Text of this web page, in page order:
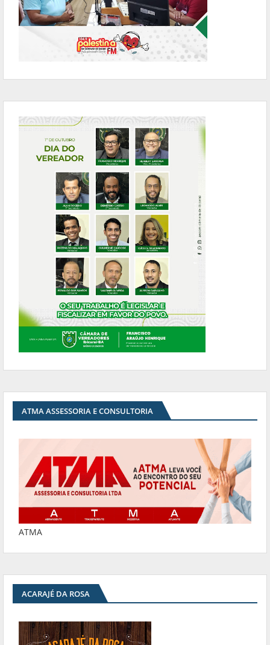
ATMA ASSESSORIA E CONSULTORIA
ATMA
ACARAJÉ DA ROSA